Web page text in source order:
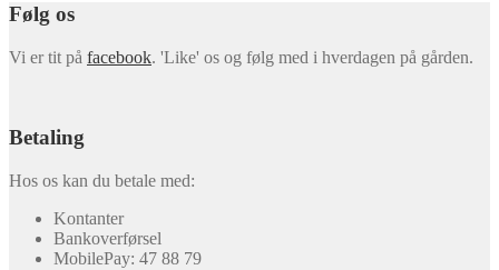
Følg os
Vi er tit på facebook. 'Like' os og følg med i hverdagen på gården.
Betaling
Hos os kan du betale med:
Kontanter
Bankoverførsel
MobilePay: 47 88 79